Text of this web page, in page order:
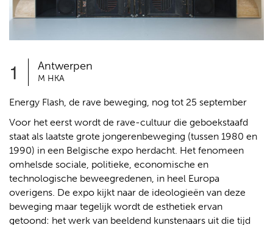
1 Antwerpen
M HKA
Energy Flash, de rave beweging, nog tot 25 september
Voor het eerst wordt de rave-cultuur die geboekstaafd
staat als laatste grote jongerenbeweging (tussen 1980 en
1990) in een Belgische expo herdacht. Het fenomeen
omhelsde sociale, politieke, economische en
technologische beweegredenen, in heel Europa
overigens. De expo kijkt naar de ideologieën van deze
beweging maar tegelijk wordt de esthetiek ervan
getoond: het werk van beeldend kunstenaars uit die tijd